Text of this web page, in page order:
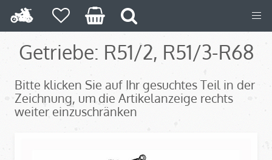
Getriebe: R51/2, R51/3-R68
Bitte klicken Sie auf Ihr gesuchtes Teil in der
Zeichnung, um die Artikelanzeige rechts
weiter einzuschränken